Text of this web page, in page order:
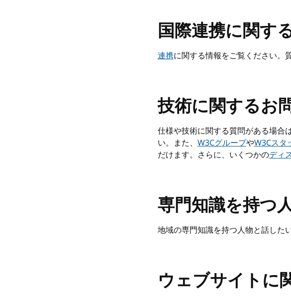
国際連携に関す
連携に関する情報をご覧ください。
技術に関するお
仕様や技術に関する質問がある場合
い。また、W3CグループやW3Cスタ
だけます。さらに、いくつかのディ
専門知識を持つ
地域の専門知識を持つ人物と話した
ウェブサイトに